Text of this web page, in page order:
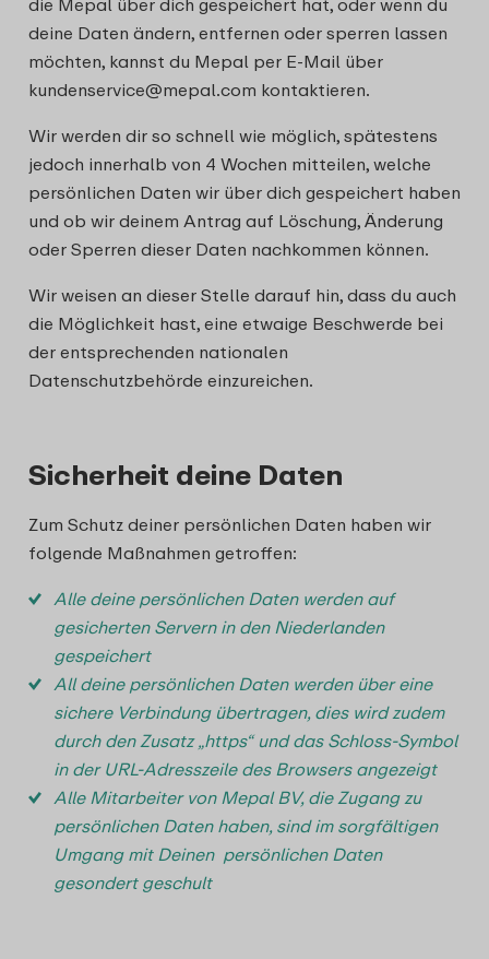
die Mepal über dich gespeichert hat, oder wenn du
deine Daten ändern, entfernen oder sperren lassen
möchten, kannst du Mepal per E-Mail über
kundenservice@mepal.com kontaktieren.
Wir werden dir so schnell wie möglich, spätestens
jedoch innerhalb von 4 Wochen mitteilen, welche
persönlichen Daten wir über dich gespeichert haben
und ob wir deinem Antrag auf Löschung, Änderung
oder Sperren dieser Daten nachkommen können.
Wir weisen an dieser Stelle darauf hin, dass du auch
die Möglichkeit hast, eine etwaige Beschwerde bei
der entsprechenden nationalen
Datenschutzbehörde einzureichen.
Sicherheit deine Daten
Zum Schutz deiner persönlichen Daten haben wir
folgende Maßnahmen getroffen:
Alle deine persönlichen Daten werden auf
gesicherten Servern in den Niederlanden
gespeichert
All deine persönlichen Daten werden über eine
sichere Verbindung übertragen, dies wird zudem
durch den Zusatz „https“ und das Schloss-Symbol
in der URL-Adresszeile des Browsers angezeigt
Alle Mitarbeiter von Mepal BV, die Zugang zu
persönlichen Daten haben, sind im sorgfältigen
Umgang mit Deinen persönlichen Daten
gesondert geschult